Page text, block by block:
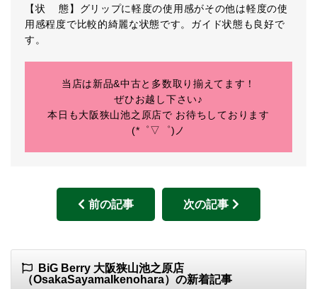
【状 態】グリップに軽度の使用感がその他は軽度の使
用感程度で比較的綺麗な状態です。ガイド状態も良好で
す。
当店は新品&中古と多数取り揃えてます！
ぜひお越し下さい♪
本日も大阪狭山池之原店で お待ちしております
(*゜▽゜)ノ
前の記事 次の記事
BiG Berry 大阪狭山池之原店
（OsakaSayamaIkenohara）の新着記事